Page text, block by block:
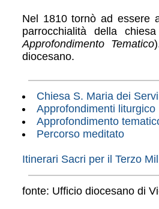
Nel 1810 tornò ad essere
parrocchialità della
Approfondimento Tematico
diocesano.
Chiesa S. Maria dei Servi
Approfondimenti liturgico
Approfondimento
Percorso meditato
Itinerari Sacri per il Terzo
fonte: Ufficio diocesano di